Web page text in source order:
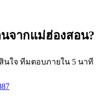
จากแม่ฮ่องสอน?
ใจ ทีมตอบภายใน 5 นาที